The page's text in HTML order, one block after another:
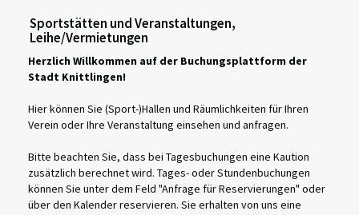
Sportstätten und Veranstaltungen,
Leihe/Vermietungen
Herzlich Willkommen auf der Buchungsplattform der
Stadt Knittlingen!
Hier können Sie (Sport-)Hallen und Räumlichkeiten für Ihren
Verein oder Ihre Veranstaltung einsehen und anfragen.
Bitte beachten Sie, dass bei Tagesbuchungen eine Kaution
zusätzlich berechnet wird. Tages- oder Stundenbuchungen
können Sie unter dem Feld "Anfrage für Reservierungen" oder
über den Kalender reservieren. Sie erhalten von uns eine